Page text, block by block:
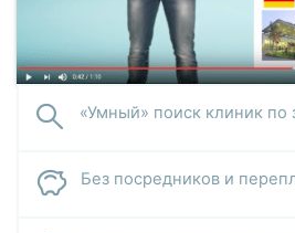
«Умный» поиск клиник по
Без посредников и